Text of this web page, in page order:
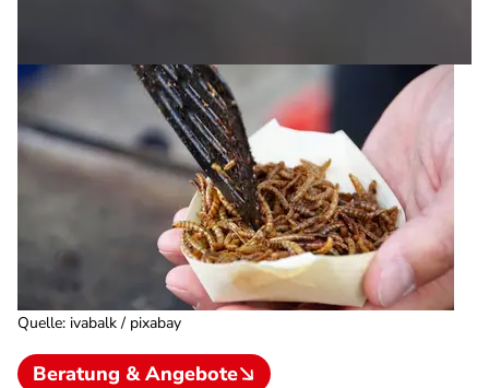
Quelle: ivabalk / pixabay
Beratung & Angebote